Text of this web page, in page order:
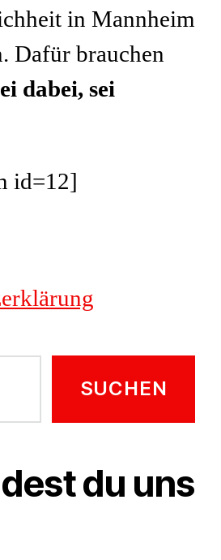
in Mannheim
Dafür brauchen
dabei, sei
id=12]
du uns